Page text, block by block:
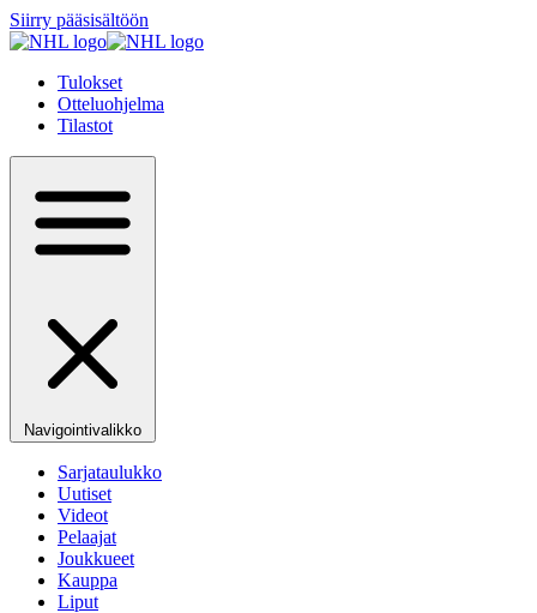
Siirry pääsisältöön
Tulokset
Otteluohjelma
Tilastot
Navigointivalikko
Sarjataulukko
Uutiset
Videot
Pelaajat
Joukkueet
Kauppa
Liput